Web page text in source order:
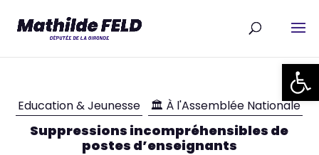
Ouvrir
Education & Jeunesse 🏛 À l'Assemblée Nationale
Suppressions incompréhensibles de
postes d’enseignants